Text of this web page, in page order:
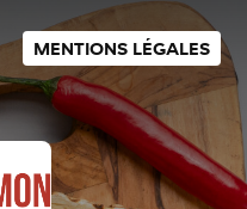
MENTIONS LÉGALES